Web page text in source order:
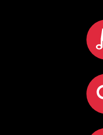
comentarii)